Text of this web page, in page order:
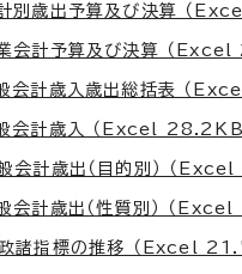
歳出予算及び決算 （
計予算及び決算 （Excel
計歳入歳出総括表 （
計歳入 （Excel 28.2KB
計歳出（目的別） （Excel
計歳出（性質別） （Excel
指標の推移 （Excel